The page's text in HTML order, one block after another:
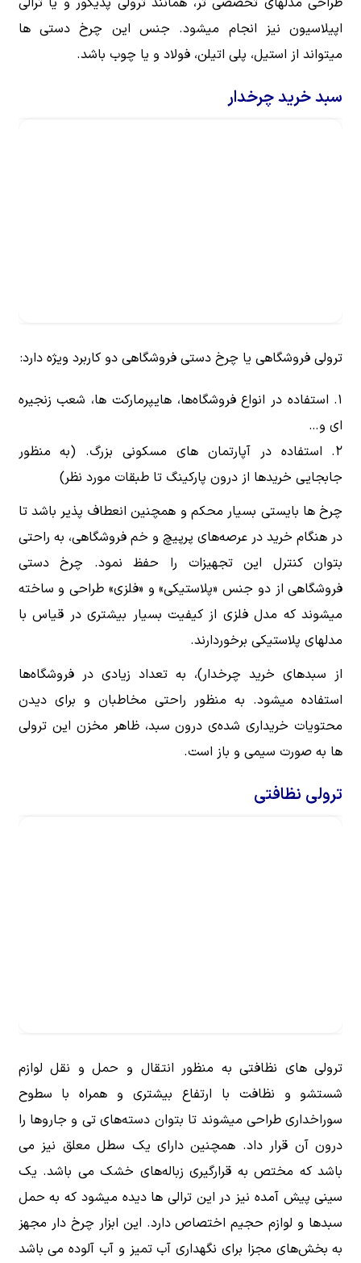
اپیلاسیون نیز انجام میشود. جنس این چرخ دستی ها
میتواند از استیل، پلی اتیلن، فولاد و یا چوب باشد.
سبد خرید چرخدار
ترولی فروشگاهی یا چرخ دستی فروشگاهی دو کاربرد ویژه دارد:
استفاده در انواع فروشگاه‌ها، هایپرمارکت ها، شعب زنجیره
ای و…
استفاده در آپارتمان های مسکونی بزرگ. (به منظور
جابجایی خریدها از درون پارکینگ تا طبقات مورد نظر)
چرخ ها بایستی بسیار محکم و همچنین انعطاف پذیر باشد تا
در هنگام خرید در عرصه‌های پرپیچ و خم فروشگاهی، به راحتی
بتوان کنترل این تجهیزات را حفظ نمود. چرخ دستی
فروشگاهی از دو جنس «پلاستیکی» و «فلزی» طراحی و ساخته
میشوند که مدل فلزی از کیفیت بسیار بیشتری در قیاس با
مدلهای پلاستیکی برخوردارند.
از سبدهای خرید چرخدار)، به تعداد زیادی در فروشگاه‌ها
استفاده میشود. به منظور راحتی مخاطبان و برای دیدن
محتویات خریداری شده‌ی درون سبد، ظاهر مخزن این ترولی
ها به صورت سیمی و باز است.
ترولی نظافتی
ترولی های نظافتی به منظور انتقال و حمل و نقل لوازم
شستشو و نظافت با ارتفاع بیشتری و همراه با سطوح
سوراخداری طراحی میشوند تا بتوان دسته‌های تی و جاروها را
درون آن قرار داد. همچنین دارای یک سطل معلق نیز می
باشد که مختص به قرارگیری زباله‌های خشک می باشد. یک
سینی پیش آمده نیز در این ترالی ها دیده میشود که به حمل
سبدها و لوازم حجیم اختصاص دارد. این ابزار چرخ دار مجهز
به بخش‌های مجزا برای نگهداری آب تمیز و آب آلوده می باشد